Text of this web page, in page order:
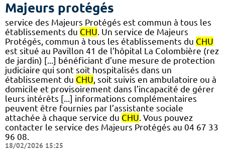
Majeurs protégés
service des Majeurs Protégés est commun à tous les
établissements du CHU. Un service de Majeurs
Protégés, commun à tous les établissements du CHU
est situé au Pavillon 41 de l’hôpital La Colombière (rez
de jardin) [...] bénéficiant d’une mesure de protection
judiciaire qui sont soit hospitalisés dans un
établissement du CHU, soit suivis en ambulatoire ou à
domicile et provisoirement dans l’incapacité de gérer
leurs intérêts [...] informations complémentaires
peuvent être fournies par l’assistante sociale
attachée à chaque service du CHU. Vous pouvez
contacter le service des Majeurs Protégés au 04 67 33
96 08.
18/02/2026 15:25